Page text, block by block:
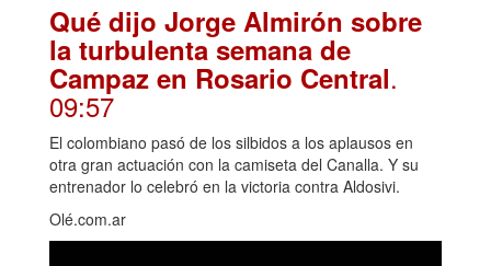
Qué dijo Jorge Almirón sobre
la turbulenta semana de
Campaz en Rosario Central.
09:57
El colombiano pasó de los silbidos a los aplausos en
otra gran actuación con la camiseta del Canalla. Y su
entrenador lo celebró en la victoria contra Aldosivi.
Olé.com.ar